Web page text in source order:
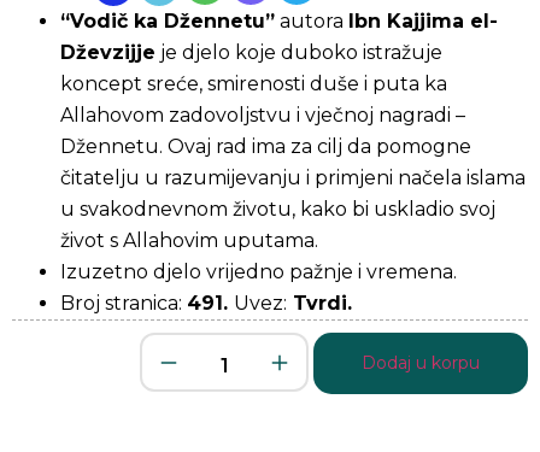
“Vodič ka Džennetu” autora Ibn Kajjima el-
Dževzijje je djelo koje duboko istražuje
koncept sreće, smirenosti duše i puta ka
Allahovom zadovoljstvu i vječnoj nagradi –
Džennetu. Ovaj rad ima za cilj da pomogne
čitatelju u razumijevanju i primjeni načela islama
u svakodnevnom životu, kako bi uskladio svoj
život s Allahovim uputama.
Izuzetno djelo vrijedno pažnje i vremena.
Broj stranica: 491. Uvez: Tvrdi.
Dodaj u korpu